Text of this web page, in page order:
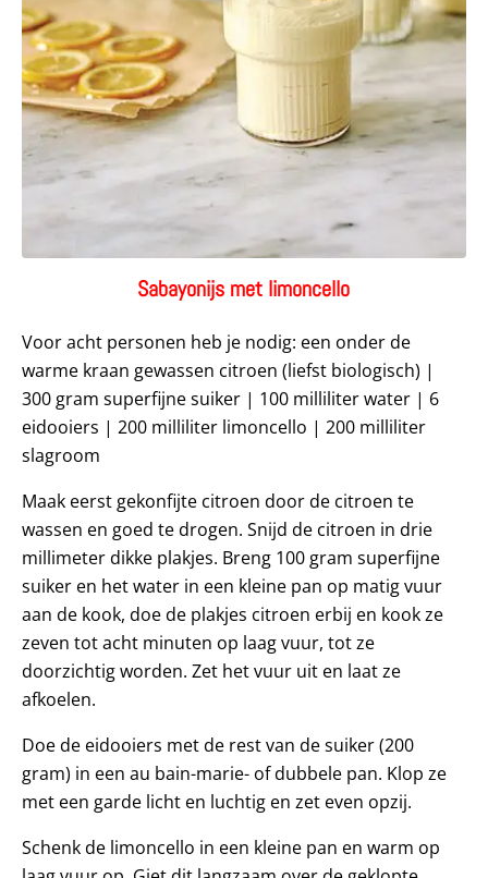
Sabayonijs met limoncello
Voor acht personen heb je nodig: een onder de
warme kraan gewassen citroen (liefst biologisch) |
300 gram superfijne suiker | 100 milliliter water | 6
eidooiers | 200 milliliter limoncello | 200 milliliter
slagroom
Maak eerst gekonfijte citroen door de citroen te
wassen en goed te drogen. Snijd de citroen in drie
millimeter dikke plakjes. Breng 100 gram superfijne
suiker en het water in een kleine pan op matig vuur
aan de kook, doe de plakjes citroen erbij en kook ze
zeven tot acht minuten op laag vuur, tot ze
doorzichtig worden. Zet het vuur uit en laat ze
afkoelen.
Doe de eidooiers met de rest van de suiker (200
gram) in een au bain-marie- of dubbele pan. Klop ze
met een garde licht en luchtig en zet even opzij.
Schenk de limoncello in een kleine pan en warm op